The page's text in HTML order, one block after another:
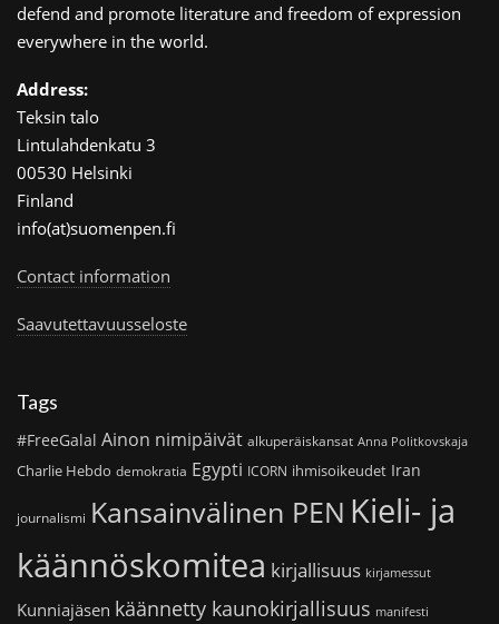
defend and promote literature and freedom of expression
everywhere in the world.
Address:
Teksin talo
Lintulahdenkatu 3
00530 Helsinki
Finland
info(at)suomenpen.fi
Contact information
Saavutettavuusseloste
Tags
#FreeGalal Ainon nimipäivät alkuperäiskansat Anna Politkovskaja
Charlie Hebdo demokratia Egypti ICORN ihmisoikeudet Iran
journalismi Kansainvälinen PEN Kieli- ja
käännöskomitea kirjallisuus kirjamessut
Kunniajäsen käännetty kaunokirjallisuus manifesti